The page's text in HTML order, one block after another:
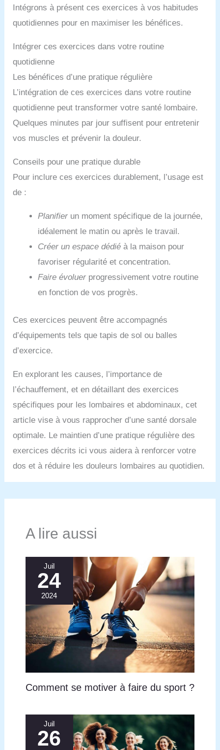
Intégrons à présent ces exercices à vos habitudes
quotidiennes pour en maximiser les bénéfices.
Intégrer ces exercices dans votre routine
quotidienne
Les bénéfices d’une pratique régulière
L’intégration de ces exercices dans votre routine
quotidienne peut transformer votre santé lombaire.
Quelques minutes par jour suffisent pour entretenir
vos muscles et prévenir la douleur.
Conseils pour une pratique durable
Pour inclure ces exercices durablement, l’usage est
de :
Planifier un moment spécifique de la journée,
idéalement le matin ou après le travail.
Créer un espace dédié à la maison pour
favoriser régularité et concentration.
Faire évoluer progressivement votre routine
en fonction de vos progrès.
Ces exercices peuvent être accompagnés
d’équipements tels que tapis de sol ou balles
d’exercice.
En explorant les causes, l’importance de
l’échauffement, et en détaillant des exercices
spécifiques pour les lombaires et abdominaux, cet
article vise à vous rapprocher d’une santé dorsale
optimale. Le maintien d’une pratique régulière des
exercices décrits ici vous aidera à renforcer votre
dos et à réduire les douleurs lombaires au quotidien.
A lire aussi
Juil
24
2024
Comment se motiver à faire du sport ?
Juil
26